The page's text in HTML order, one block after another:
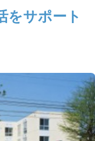
をサポート